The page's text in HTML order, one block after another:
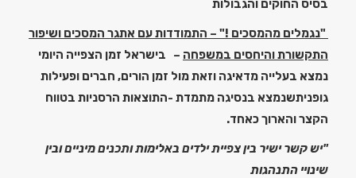
בסיס החוקים והגבולות
"נגמלים מהמסכים !" – התמודדות עם אתגר המסכים ושיפור
התקשורת והיחסים במשפחה –
בישראל זמן הצפייה היומי
נמצא בעלייה מדאיגה וזאת מול זמן הורים, חברים ופעילות
גופניתשנמצא בנסיגה מתמדת -התוצאות הרסניות בטווח
הקצר והארוך כאחד.
"יש קשר ישיר בין צפיית ילדים באלימות ותכנים מיניים ובין
שינויי התנהגות